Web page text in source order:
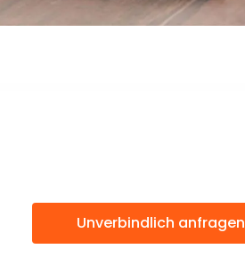
Unverbindlich anfragen